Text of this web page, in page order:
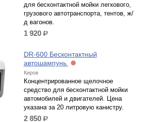
для бесконтактной мойки легкового,
грузового автотранспорта, тентов, ж/
д вагонов.
1 920 р.
DR-600 Бесконтактный
автошампунь
Киров
Концентрированное щелочное
средство для бесконтактной мойки
автомобилей и двигателей. Цена
указана за 20 литровую канистру.
2 850 р.